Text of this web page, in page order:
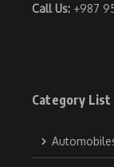
Call Us: +987
Category List